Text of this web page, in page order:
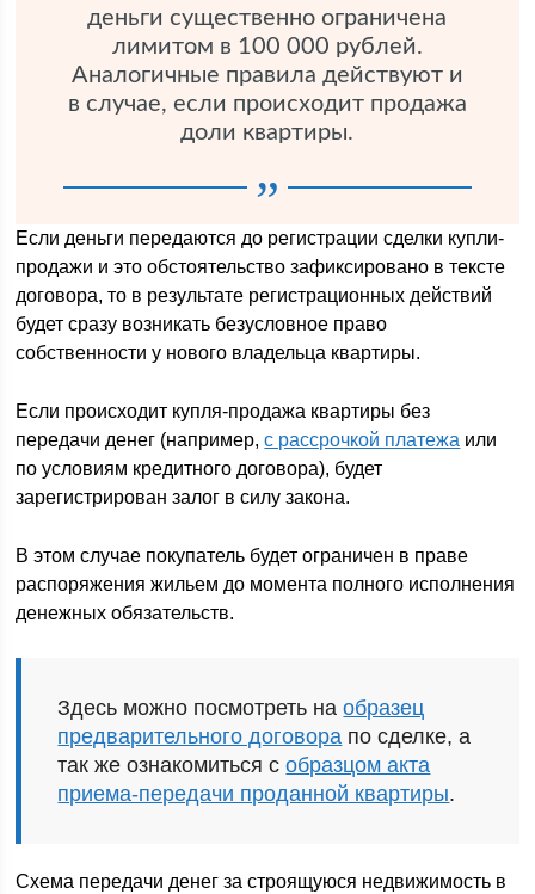
деньги существенно ограничена
лимитом в 100 000 рублей.
Аналогичные правила действуют и
в случае, если происходит продажа
доли квартиры.
Если деньги передаются до регистрации сделки купли-
продажи и это обстоятельство зафиксировано в тексте
договора, то в результате регистрационных действий
будет сразу возникать безусловное право
собственности у нового владельца квартиры.
Если происходит купля-продажа квартиры без
передачи денег (например,с рассрочкой платежа или
по условиям кредитного договора), будет
зарегистрирован залог в силу закона.
В этом случае покупатель будет ограничен в праве
распоряжения жильем до момента полного исполнения
денежных обязательств.
Здесь можно посмотреть наобразец
предварительного договора по сделке, а
так же ознакомиться собразцом акта
приема-передачи проданной квартиры.
Схема передачи денег за строящуюся недвижимость в